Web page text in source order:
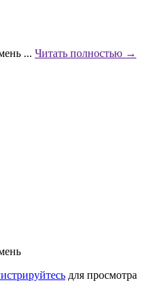
... Читать полностью →
для просмотра